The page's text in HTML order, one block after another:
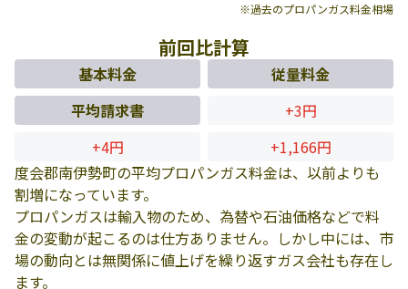
※過去のプロパンガス料金相場
前回比計算
基本料金
従量料金
平均請求書
+3円
+4円
+1,166円
度会郡南伊勢町の平均プロパンガス料金は、以前よりも
割増になっています。
プロパンガスは輸入物のため、為替や石油価格などで料
金の変動が起こるのは仕方ありません。しかし中には、市
場の動向とは無関係に値上げを繰り返すガス会社も存在し
ます。